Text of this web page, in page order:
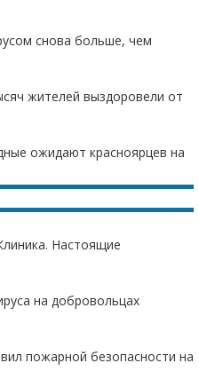
снова больше, чем
жителей выздоровели от
ожидают красноярцев на
Настоящие
на добровольцах
пожарной безопасности на